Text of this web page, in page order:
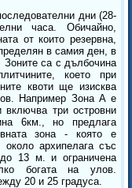
дни (28-
часа. Обичайно,
от които резервна,
в самия ден, в
Зоните са с дълбочина
което при
квоти ще изисква
Например Зона А е
три островни
6км., но предлага
зона - която е
около архипелага със
13 м. и ограничена
богата на улов.
20 и 25 градуса.